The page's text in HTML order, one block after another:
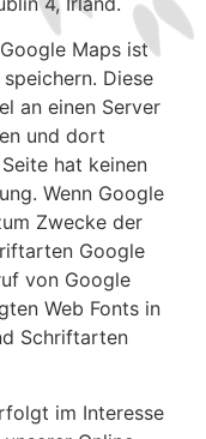
Maps ist
Diese
an einen Server
und dort
hat keinen
Wenn Google
Zwecke der
Google
von Google
Web Fonts in
Schriftarten
im Interesse